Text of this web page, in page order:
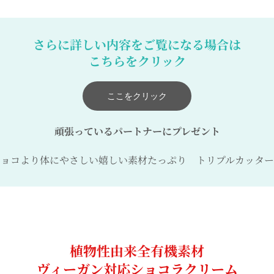
さらに詳しい内容をご覧になる場合は
こちらをクリック
ここをクリック
頑張っているパートナーにプレゼント
コより体にやさしい嬉しい素材たっぷり トリプルカッタ
植物性由来全有機素材
ヴィーガン対応ショコラクリーム